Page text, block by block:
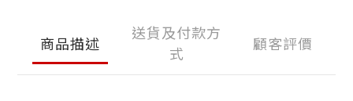
商品描述
送貨及付款方
式
顧客評價